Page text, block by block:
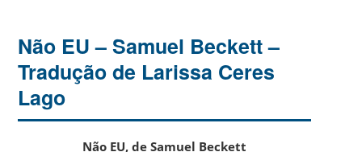
Não EU – Samuel Beckett –
Tradução de Larissa Ceres
Lago
Não EU, de Samuel Beckett